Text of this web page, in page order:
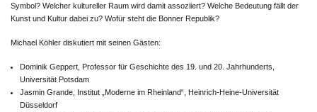
Symbol? Welcher kultureller Raum wird damit assoziiert? Welche Bedeutung fällt der
Kunst und Kultur dabei zu? Wofür steht die Bonner Republik?
Michael Köhler diskutiert mit seinen Gästen:
Dominik Geppert, Professor für Geschichte des 19. und 20. Jahrhunderts,
Universität Potsdam
Jasmin Grande, Institut „Moderne im Rheinland“, Heinrich-Heine-Universität
Düsseldorf